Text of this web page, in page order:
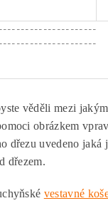
věděli mezi
obrázkem
dřezu uvedeno jaká
dřezem.
vestavné